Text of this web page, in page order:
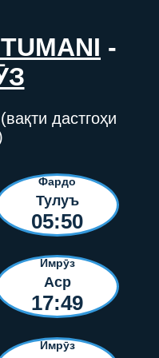
-
(вақти дастгоҳи
Фардо
Тулуъ
05:50
Имрӯз
Аср
17:49
Имрӯз